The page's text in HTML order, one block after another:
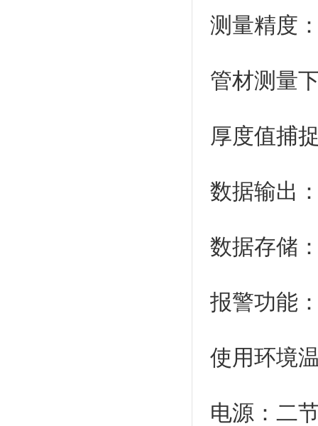
测量精度
管材测量
厚度值捕
数据输出
数据存储
报警功能
使用环境
电源：二